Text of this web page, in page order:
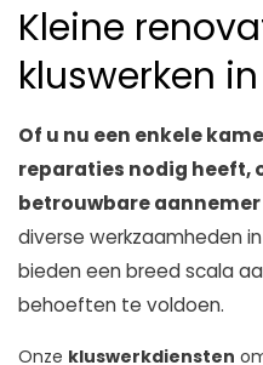
Kleine
kluswerken
Of u nu een enkele
reparaties nodig heeft,
betrouwbare
diverse werkzaamheden
bieden een breed scala
behoeften te voldoen.
Onze kluswerkdiensten